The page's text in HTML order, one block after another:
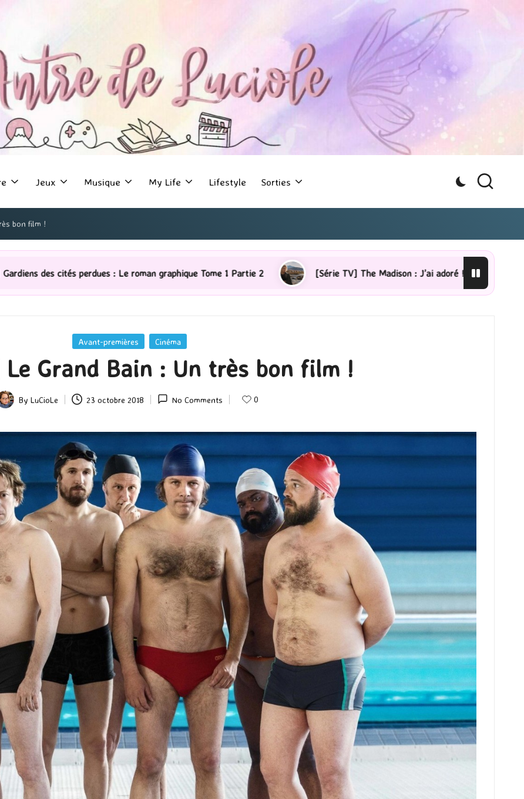
Jeux Musique My Life Lifestyle Sorties
bon film !
1 Partie 2 [Série TV] The Madison : J’ai adoré ! [Lecture] La femme de ménage : J’ai sauté le pas !
Posted
Avant-premières Cinéma
Grand Bain : Un très bon film !
By LuCioLe 23 octobre 2018 No Comments 0